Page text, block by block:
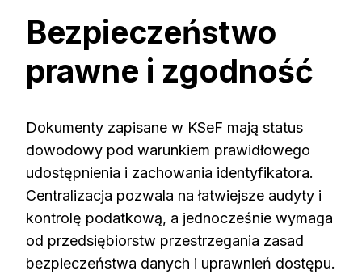
Bezpieczeństwo
prawne i zgodność
Dokumenty zapisane w KSeF mają status
dowodowy pod warunkiem prawidłowego
udostępnienia i zachowania identyfikatora.
Centralizacja pozwala na łatwiejsze audyty i
kontrolę podatkową, a jednocześnie wymaga
od przedsiębiorstw przestrzegania zasad
bezpieczeństwa danych i uprawnień dostępu.